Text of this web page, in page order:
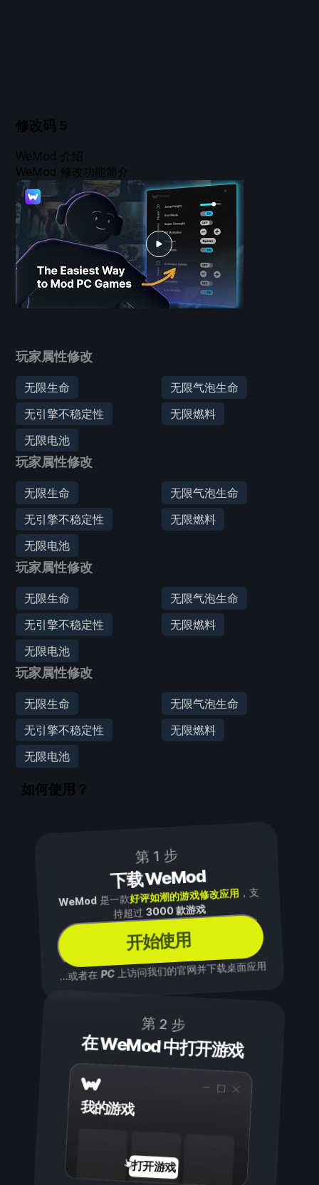
修改码 5
玩家属性修改
无限生命
无限气泡生命
无引擎不稳定性
无限燃料
无限电池
玩家属性修改
无限生命
无限气泡生命
无引擎不稳定性
无限燃料
无限电池
玩家属性修改
无限生命
无限气泡生命
无引擎不稳定性
无限燃料
无限电池
玩家属性修改
无限生命
无限气泡生命
无引擎不稳定性
无限燃料
无限电池
WeMod 介绍
WeMod 修改功能简介
如何使用？
第 1 步
下载 WeMod
WeMod是一款好评如潮的游戏修改应用 ，支
持超过3000 款游戏
开始使用
...或者在PC上访问我们的官网并下载桌面应用
第 2 步
在 WeMod 中打开游戏
我的游戏
打开游戏